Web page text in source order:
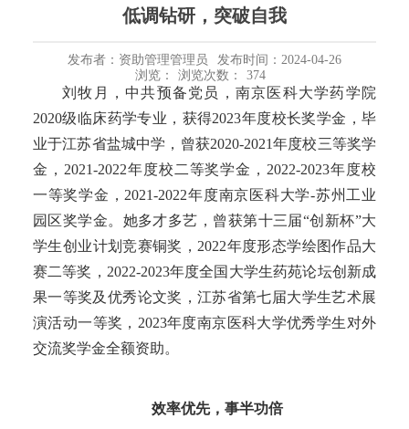
低调钻研，突破自我
发布者：资助管理管理员
发布时间：2024-04-26
浏览：
浏览次数： 374
刘牧月，中共预备党员，南京医科大学药学院
2020级临床药学专业，获得2023年度校长奖学金，毕
业于江苏省盐城中学 ，曾获2020-2021年度校三等奖学
金，2021-2022年度校二等奖学金， 2022-2023年度校
一等奖学金， 2021-2022年度南京医科大学-苏州工业
园区奖学金。她多才多艺，曾获第十三届“创新杯”大
学生创业计划竞赛铜奖 ， 2022年度形态学绘图作品大
赛二等奖 ， 2022-2023年度全国大学生药苑论坛创新成
果一等奖及优秀论文奖 ，江苏省第七届大学生艺术展
演活动一等奖 ， 2023年度南京医科大学优秀学生对外
交流奖学金全额资助。
效率优先，事半功倍